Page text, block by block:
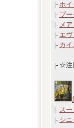
|- ホイ
|- ブー
|- メ
|- エ
|- カイ
|- ☆
|- スー
|- シニ